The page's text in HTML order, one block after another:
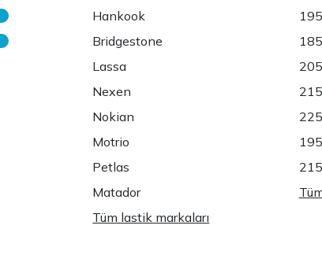
Hankook
Bridgestone
Lassa
Nexen
Nokian
Motrio
Petlas
Matador
Tüm lastik markaları